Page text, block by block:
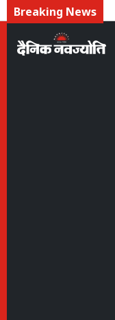
Breaking News